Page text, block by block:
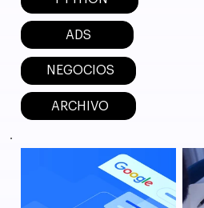
ADS
NEGOCIOS
ARCHIVO